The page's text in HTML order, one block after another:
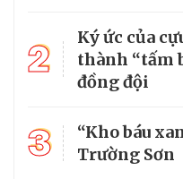
2
Ký ức của
thành “tấm
đồng đội
3
“Kho báu
Trường Sơn